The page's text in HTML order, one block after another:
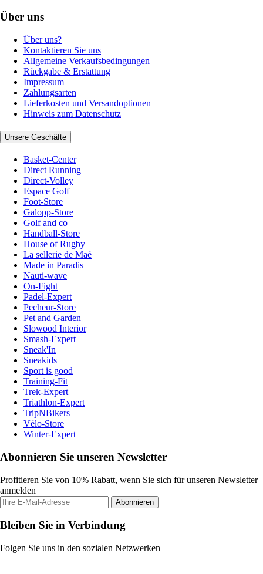
Über uns
Über uns?
Kontaktieren Sie uns
Allgemeine Verkaufsbedingungen
Rückgabe & Erstattung
Impressum
Zahlungsarten
Lieferkosten und Versandoptionen
Hinweis zum Datenschutz
Unsere Geschäfte
Basket-Center
Direct Running
Direct-Volley
Espace Golf
Foot-Store
Galopp-Store
Golf and co
Handball-Store
House of Rugby
La sellerie de Maé
Made in Paradis
Nauti-wave
On-Fight
Padel-Expert
Pecheur-Store
Pet and Garden
Slowood Interior
Smash-Expert
Sneak'In
Sneakids
Sport is good
Training-Fit
Trek-Expert
Triathlon-Expert
TripNBikers
Vélo-Store
Winter-Expert
Abonnieren Sie unseren Newsletter
Profitieren Sie von 10% Rabatt, wenn Sie sich für unseren Newsletter
anmelden
Abonnieren
Bleiben Sie in Verbindung
Folgen Sie uns in den sozialen Netzwerken